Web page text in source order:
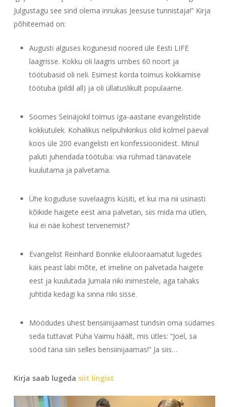
Julgustagu see sind olema innukas Jeesuse tunnistaja!” Kirja
põhiteemad on:
Augusti alguses kogunesid noored üle Eesti LIFE
laagrisse. Kokku oli laagris umbes 60 noort ja
töötubasid oli neli. Esimest korda toimus kokkamise
töötuba (pildil all) ja oli üllatuslikult populaarne.
Soomes Seinäjokil toimus iga-aastane evangelistide
kokkutulek. Kohalikus nelipühikirikus olid kolmel päeval
koos üle 200 evangelisti eri konfessioonidest. Minul
paluti juhendada töötuba: viia rühmad tänavatele
kuulutama ja palvetama.
Ühe koguduse suvelaagris küsiti, et kui ma nii usinasti
kõikide haigete eest aina palvetan, siis mida ma ütlen,
kui ei näe kohest tervenemist?
Evangelist Reinhard Bonnke elulooraamatut lugedes
käis peast läbi mõte, et imeline on palvetada haigete
eest ja kuulutada Jumala riiki inimestele, aga tahaks
juhtida kedagi ka sinna riiki sisse.
Möödudes ühest bensiinijaamast tundsin oma südames
seda tuttavat Püha Vaimu häält, mis ütles: “Joel, sa
sööd täna siin selles bensiinijaamas!” Ja siis…
Kirja saab lugeda siit lingist